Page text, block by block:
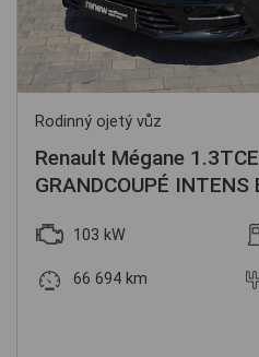
Rodinný ojetý vůz
Renault Mégane
GRANDCOUPÉ INTENS
103 kW
66 694 km